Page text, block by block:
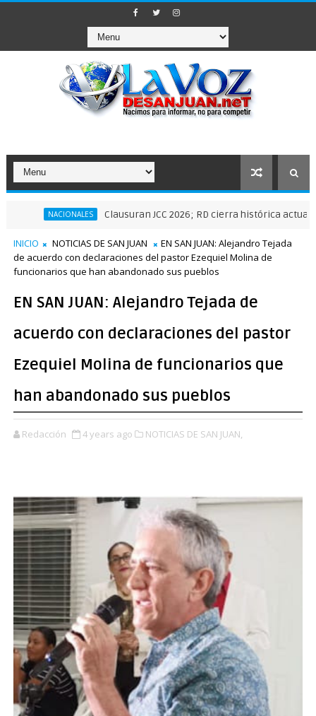
NACIONALES Clausuran JCC 2026; RD cierra histórica actuación
INICIO NOTICIAS DE SAN JUAN
EN SAN JUAN: Alejandro Tejada
de acuerdo con declaraciones del pastor Ezequiel Molina de
funcionarios que han abandonado sus pueblos
EN SAN JUAN: Alejandro Tejada de
acuerdo con declaraciones del pastor
Ezequiel Molina de funcionarios que
han abandonado sus pueblos
Redacción 4 years ago NOTICIAS DE SAN JUAN,